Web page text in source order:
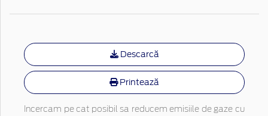
Descarcă
Printează
Incercam pe cat posibil sa reducem emisiile de gaze cu